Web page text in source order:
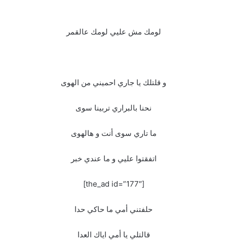
لومك مش عليي لومك عالقمر
و قلتلك يا جاري احميني من الهوى
نحنا بالبراري تربينا سوى
ما تاري سوى أنت و هالهوى
اتفقتوا عليي و ما عندي خبر
[the_ad id=”177″]
حلفتني أمي ما حاكي حدا
قالتلي يا أمي اياك العدا